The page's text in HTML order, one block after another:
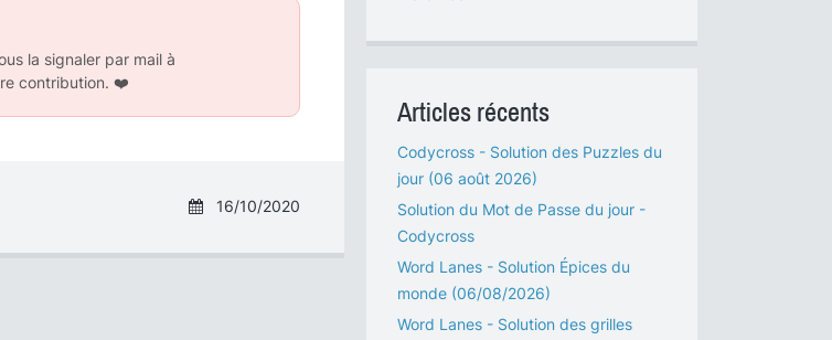
la signaler par mail à
contribution. ❤️
16/10/2020
Articles récents
Codycross - Solution des Puzzles du
jour (06 août 2026)
Solution du Mot de Passe du jour -
Codycross
Word Lanes - Solution Épices du
monde (06/08/2026)
Word Lanes - Solution des grilles